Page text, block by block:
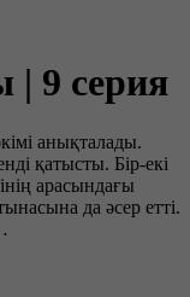
| 9 серия
анықталады.
қатысты. Бір-екі
арасындағы
да әсер етті.